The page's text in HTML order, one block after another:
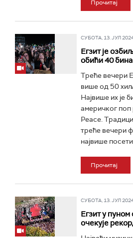
Прочитај
СУБОТА, 13. ЈУЛ
Егзит је
обићи 40
Треће вечери
више од 50
Највише их је
америчког
Peace.
треће вечери
највише
Прочитај
СУБОТА, 13. ЈУЛ
Егзит у пуном
очекује